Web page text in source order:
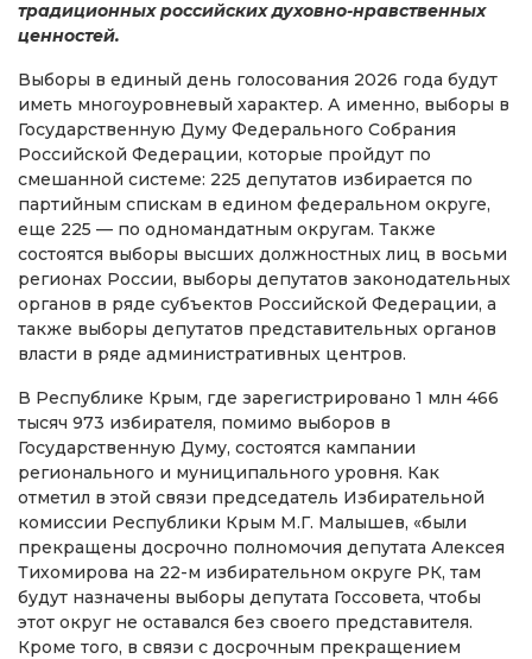
традиционных российских духовно-нравственных
ценностей.
Выборы в единый день голосования 2026 года будут
иметь многоуровневый характер. А именно, выборы в
Государственную Думу Федерального Собрания
Российской Федерации, которые пройдут по
смешанной системе: 225 депутатов избирается по
партийным спискам в едином федеральном округе,
еще 225 — по одномандатным округам. Также
состоятся выборы высших должностных лиц в восьми
регионах России, выборы депутатов законодательных
органов в ряде субъектов Российской Федерации, а
также выборы депутатов представительных органов
власти в ряде административных центров.
В Республике Крым, где зарегистрировано 1 млн 466
тысяч 973 избирателя, помимо выборов в
Государственную Думу, состоятся кампании
регионального и муниципального уровня. Как
отметил в этой связи председатель Избирательной
комиссии Республики Крым М.Г. Малышев, «были
прекращены досрочно полномочия депутата Алексея
Тихомирова на 22-м избирательном округе РК, там
будут назначены выборы депутата Госсовета, чтобы
этот округ не оставался без своего представителя.
Кроме того, в связи с досрочным прекращением